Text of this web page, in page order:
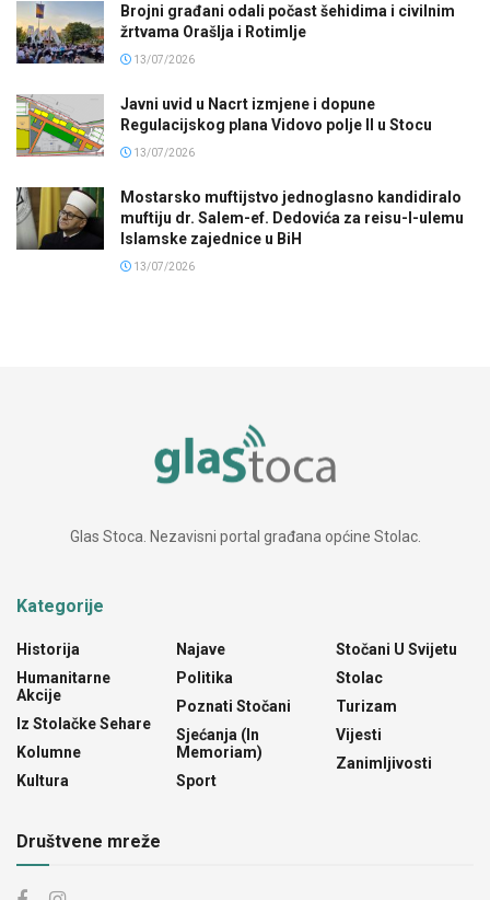
Brojni građani odali počast šehidima i civilnim
žrtvama Orašlja i Rotimlje
13/07/2026
Javni uvid u Nacrt izmjene i dopune
Regulacijskog plana Vidovo polje II u Stocu
13/07/2026
Mostarsko muftijstvo jednoglasno kandidiralo
muftiju dr. Salem-ef. Dedovića za reisu-l-ulemu
Islamske zajednice u BiH
13/07/2026
Glas Stoca. Nezavisni portal građana općine Stolac.
Kategorije
Historija
Humanitarne
Akcije
Iz Stolačke Sehare
Kolumne
Kultura
Najave
Politika
Poznati Stočani
Sjećanja (In
Memoriam)
Sport
Stočani U Svijetu
Stolac
Turizam
Vijesti
Zanimljivosti
Društvene mreže